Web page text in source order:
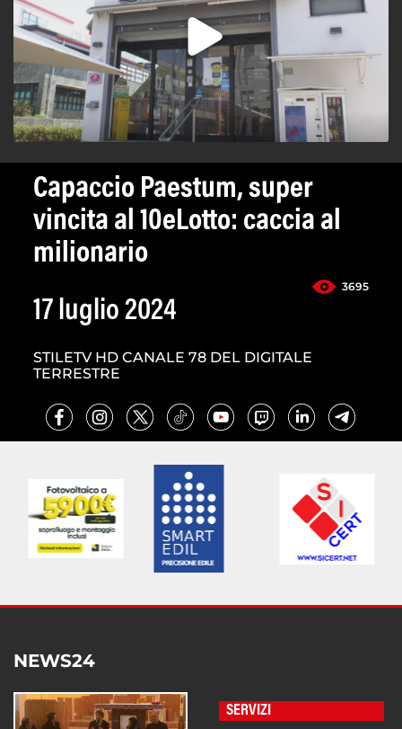
Capaccio Paestum, super
vincita al 10eLotto: caccia al
milionario
3695
17 luglio 2024
STILETV HD CANALE 78 DEL DIGITALE
TERRESTRE
NEWS24
SERVIZI